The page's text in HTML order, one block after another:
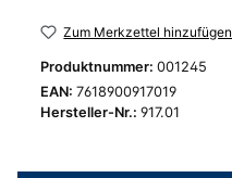
Zum Merkzettel hinzufügen
Produktnummer: 001245
EAN: 7618900917019
Hersteller-Nr.: 917.01